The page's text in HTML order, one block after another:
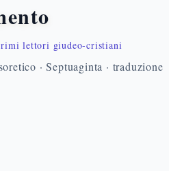
lettori giudeo-cristiani
· Septuaginta · traduzione